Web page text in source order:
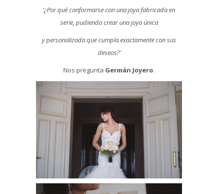
‘¿Por qué conformarse con una joya fabricada en
serie, pudiendo crear una joya única
y personalizada que cumpla exactamente con sus
deseos?’
Nos pregunta Germán Joyero.